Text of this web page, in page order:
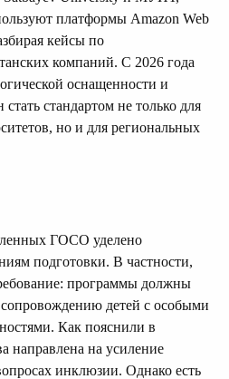
платформы Amazon Web
кейсы по
компаний. С 2026 года
оснащенности и
стандартом не только для
но и для региональных
ГОСО уделено
подготовки. В частности,
программы должны
детей с особыми
Как пояснили в
направлена на усиление
инклюзии. Однако есть